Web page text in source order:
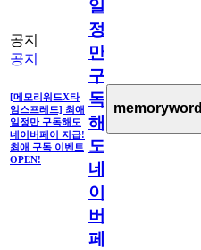
공지
공지
[메모리워드X타
임스프레드] 최애
일정만 구독해도
네이버페이 지급!
최애 구독 이벤트
OPEN!
일
정
만
구
독
해
도
네
이
버
페
memoryword